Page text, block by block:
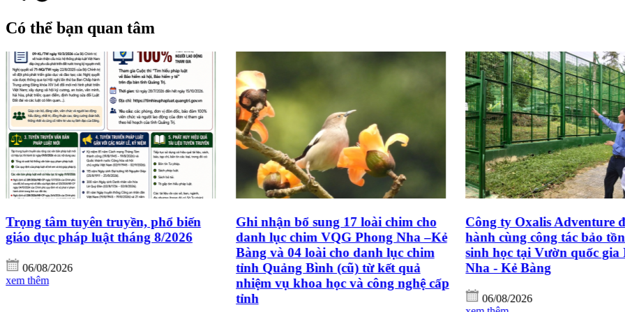
Có thể bạn quan tâm
Ghi nhận bổ sung 17 loài chim cho
danh lục chim VQG Phong Nha –Kẻ
tỉnh Quảng Bình (cũ) từ kết quả
nhiệm vụ khoa học và công nghệ cấp
Công ty Oxalis Adventure đồng
hành cùng công tác bảo tồn đa dạng
sinh học tại Vườn quốc gia Phong
Nha - Kẻ Bàng
06/08/2026
Đảng ủy BQL VQG Phong
Kẻ Bàng tham dự Hội
tuyến quán triệt Nghị quyết
Trung ương lần thứ ba
06/08/2026